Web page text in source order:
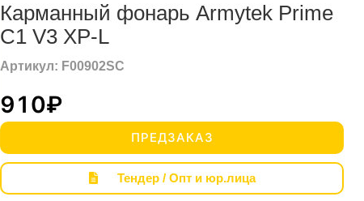
Карманный фонарь Armytek Prime
C1 V3 XP-L
Артикул: F00902SC
910₽
ПРЕДЗАКАЗ
Тендер / Опт и юр.лица